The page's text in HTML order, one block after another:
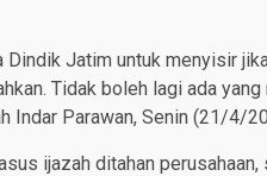
Jatim untuk menyisir
Tidak boleh lagi ada
Indar Parawan, Senin (21/4/
ijazah ditahan